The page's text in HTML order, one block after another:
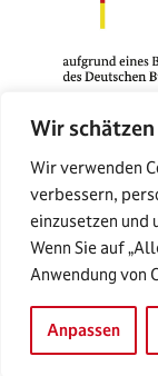
Wir
Wir verwenden
verbessern,
einzusetzen und
Wenn Sie auf
Anwendung von
Anpassen
Das
Mittelstand-
Netzwerk
Wirtschaft und
und mittleren
© 2026